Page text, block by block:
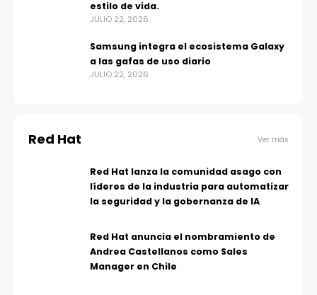
estilo de vida.
JULIO 22, 2026
Samsung integra el ecosistema Galaxy
a las gafas de uso diario
JULIO 22, 2026
Red Hat Ver más
Red Hat lanza la comunidad asago con
líderes de la industria para automatizar
la seguridad y la gobernanza de IA
Red Hat anuncia el nombramiento de
Andrea Castellanos como Sales
Manager en Chile